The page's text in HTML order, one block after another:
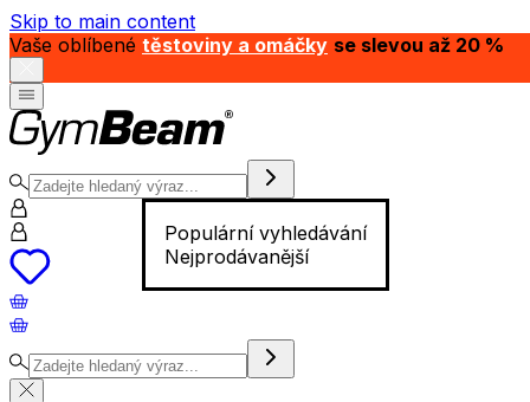
Skip to main content
Vaše oblíbené těstoviny a omáčky se slevou až 20 %
Populární vyhledávání
Nejprodávanější